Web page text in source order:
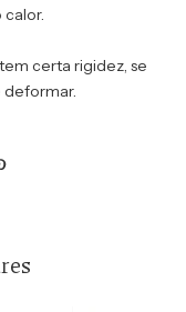
certa rigidez, se